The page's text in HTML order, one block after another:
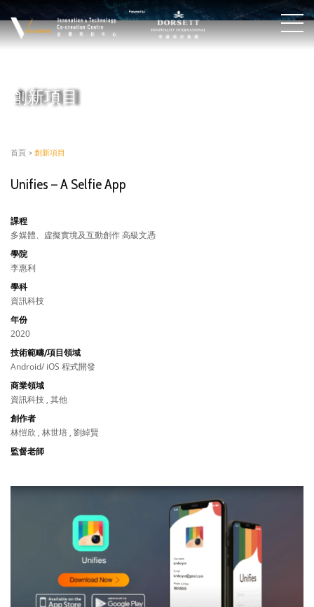
創新項目
首頁 > 創新項目
Unifies – A Selfie App
課程
多媒體、虛擬實境及互動創作 高級文憑
學院
李惠利
學科
資訊科技
年份
2020
技術範疇/項目領域
Android/ iOS 程式開發
商業領域
資訊科技 , 其他
創作者
林愷欣 , 林世培 , 劉綽賢
監督老師